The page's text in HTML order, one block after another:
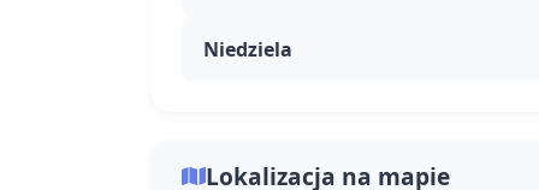
Niedziela
Lokalizacja na mapie